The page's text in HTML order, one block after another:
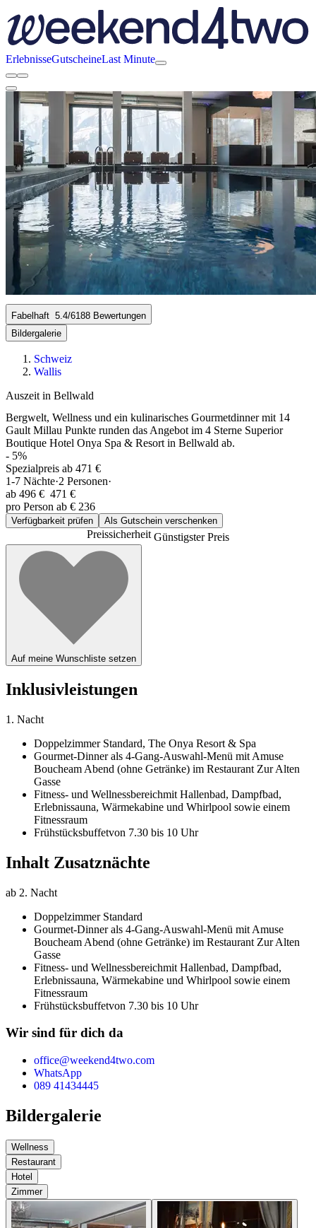
ErlebnisseGutscheineLast Minute
Fabelhaft 5.4/6188 Bewertungen
Bildergalerie
Schweiz
Wallis
Auszeit in Bellwald
Bergwelt, Wellness und ein kulinarisches Gourmetdinner mit 14
Gault Millau Punkte runden das Angebot im 4 Sterne Superior
Boutique Hotel Onya Spa & Resort in Bellwald ab.
- 5%
Spezialpreis ab 471 €
1-7 Nächte·2 Personen·
ab 496 € 471 €
pro Person ab € 236
Verfügbarkeit prüfen Als Gutschein verschenken
PreissicherheitGünstigster Preis
Auf meine Wunschliste setzen
Inklusivleistungen
1. Nacht
Doppelzimmer Standard, The Onya Resort & Spa
Gourmet-Dinner als 4-Gang-Auswahl-Menü mit Amuse
Boucheam Abend (ohne Getränke) im Restaurant Zur Alten
Gasse
Fitness- und Wellnessbereichmit Hallenbad, Dampfbad,
Erlebnissauna, Wärmekabine und Whirlpool sowie einem
Fitnessraum
Frühstücksbuffetvon 7.30 bis 10 Uhr
Inhalt Zusatznächte
ab 2. Nacht
Doppelzimmer Standard
Gourmet-Dinner als 4-Gang-Auswahl-Menü mit Amuse
Boucheam Abend (ohne Getränke) im Restaurant Zur Alten
Gasse
Fitness- und Wellnessbereichmit Hallenbad, Dampfbad,
Erlebnissauna, Wärmekabine und Whirlpool sowie einem
Fitnessraum
Frühstücksbuffetvon 7.30 bis 10 Uhr
Wir sind für dich da
office@weekend4two.com
WhatsApp
089 41434445
Bildergalerie
Wellness
Restaurant
Hotel
Zimmer